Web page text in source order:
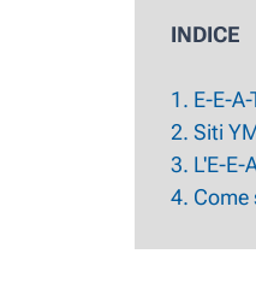
INDICE
1. E-E-
2. Siti
3. L'E-E-
4. Come